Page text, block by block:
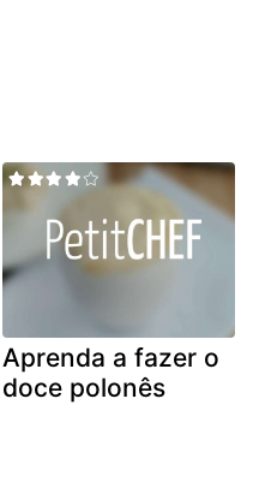
Aprenda a fazer o
doce polonês